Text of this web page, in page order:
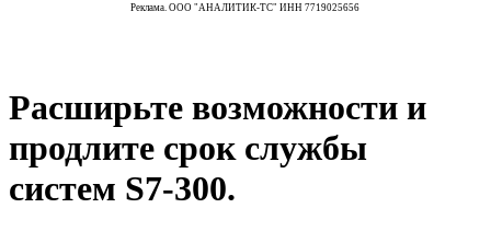
Реклама. ООО "АНАЛИТИК-ТС" ИНН 7719025656
Расширьте возможности и
продлите срок службы
систем S7-300.